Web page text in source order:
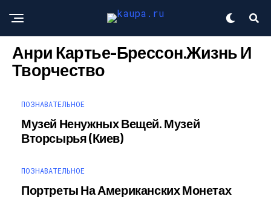
Анри Картье-Брессон.Жизнь И
Творчество
ПОЗНАВАТЕЛЬНОЕ
Музей Ненужных Вещей. Музей
Вторсырья (Киев)
ПОЗНАВАТЕЛЬНОЕ
Портреты На Американских Монетах